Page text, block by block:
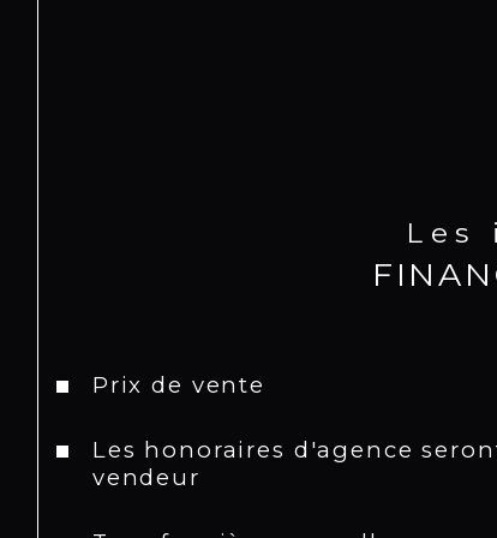
Prix de vente
Les honoraires d'agence
vendeur